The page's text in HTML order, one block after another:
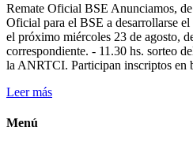
Remate Oficial BSE Anunciamos,
Oficial para el BSE a desarrollarse
el próximo miércoles 23 de agosto,
correspondiente. - 11.30 hs. sorteo
la ANRTCI. Participan inscriptos en
Leer más
Menú